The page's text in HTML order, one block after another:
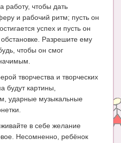
работу, чтобы дать
и рабочий ритм; пусть он
успех и пусть он
Разрешите ему
чтобы он смог
творчества и творческих
будут картины,
ударные музыкальные
в себе желание
Несомненно, ребёнок